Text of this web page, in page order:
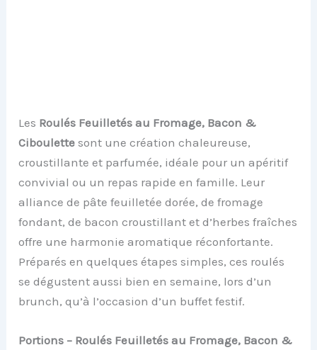
Les Roulés Feuilletés au Fromage, Bacon &
Ciboulette sont une création chaleureuse,
croustillante et parfumée, idéale pour un apéritif
convivial ou un repas rapide en famille. Leur
alliance de pâte feuilletée dorée, de fromage
fondant, de bacon croustillant et d’herbes fraîches
offre une harmonie aromatique réconfortante.
Préparés en quelques étapes simples, ces roulés
se dégustent aussi bien en semaine, lors d’un
brunch, qu’à l’occasion d’un buffet festif.
Portions – Roulés Feuilletés au Fromage, Bacon &